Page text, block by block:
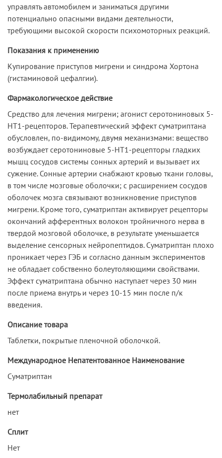
управлять автомобилем и заниматься другими
потенциально опасными видами деятельности,
требующими высокой скорости психомоторных реакций.
Показания к применению
Купирование приступов мигрени и синдрома Хортона
(гистаминовой цефалгии).
Фармакологическое действие
Средство для лечения мигрени; агонист серотониновых 5-
HT1-рецепторов. Терапевтический эффект суматриптана
обусловлен, по-видимому, двумя механизмами: вещество
возбуждает серотониновые 5-HT1-рецепторы гладких
мышц сосудов системы сонных артерий и вызывает их
сужение. Сонные артерии снабжают кровью ткани головы,
в том числе мозговые оболочки; с расширением сосудов
оболочек мозга связывают возникновение приступов
мигрени. Кроме того, суматриптан активирует рецепторы
окончаний афферентных волокон тройничного нерва в
твердой мозговой оболочке, в результате уменьшается
выделение сенсорных нейропептидов. Суматриптан плохо
проникает через ГЭБ и согласно данным экспериментов
не обладает собственно болеутоляющими свойствами.
Эффект суматриптана обычно наступает через 30 мин
после приема внутрь и через 10-15 мин после п/к
введения.
Описание товара
Таблетки, покрытые пленочной оболочкой.
Международное Непатентованное Наименование
Суматриптан
Термолабильный препарат
нет
Сплит
Нет